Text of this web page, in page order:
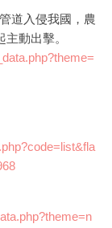
道入侵我國，農
動出擊。